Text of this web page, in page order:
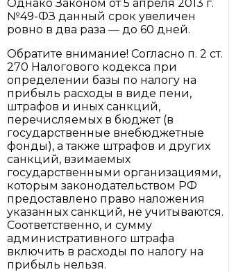
Однако Законом от 5 апреля 2013 г.
№49-ФЗ данный срок увеличен
ровно в два раза — до 60 дней.
Обратите внимание! Согласно п. 2 ст.
270 Налогового кодекса при
определении базы по налогу на
прибыль расходы в виде пени,
штрафов и иных санкций,
перечисляемых в бюджет (в
государственные внебюджетные
фонды), а также штрафов и других
санкций, взимаемых
государственными организациями,
которым законодательством РФ
предоставлено право наложения
указанных санкций, не учитываются.
Соответственно, и сумму
административного штрафа
включить в расходы по налогу на
прибыль нельзя.